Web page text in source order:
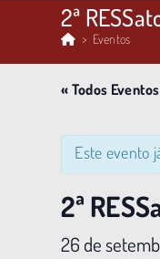
2ª
> Eventos
« Todos Eventos
Este evento
2ª
26 de